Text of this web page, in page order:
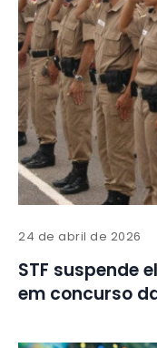
24 de abril de 2026
STF suspende
em concurso